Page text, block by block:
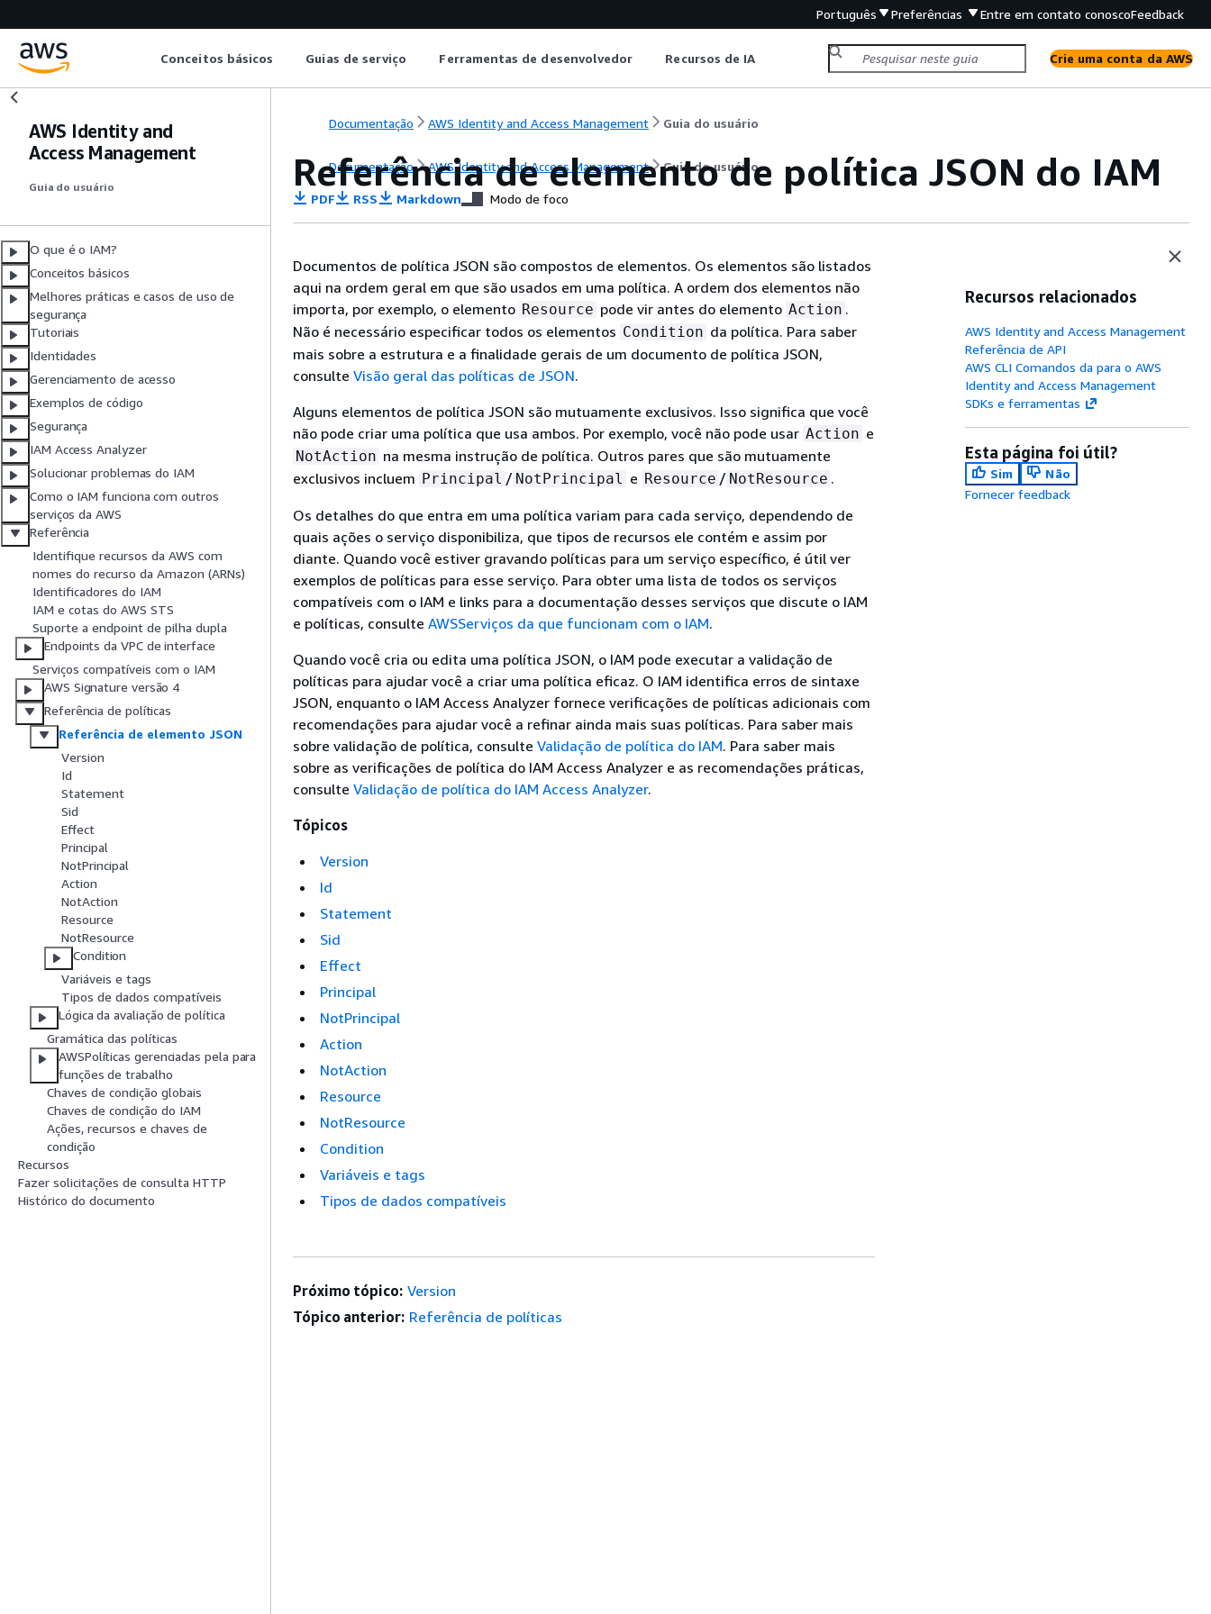
Português Preferências Entre em contato conoscoFeedback
Conceitos básicos Guias de serviço Ferramentas de desenvolvedor Recursos de IA Crie uma conta da AWS
AWS Identity and
Access Management
Guia do usuário
O que é o IAM?
Conceitos básicos
Melhores práticas e casos de uso de
segurança
Tutoriais
Identidades
Gerenciamento de acesso
Exemplos de código
Segurança
IAM Access Analyzer
Solucionar problemas do IAM
Como o IAM funciona com outros
serviços da AWS
Referência
Identifique recursos da AWS com
nomes do recurso da Amazon (ARNs)
Identificadores do IAM
IAM e cotas do AWS STS
Suporte a endpoint de pilha dupla
Endpoints da VPC de interface
Serviços compatíveis com o IAM
AWS Signature versão 4
Referência de políticas
Referência de elemento JSON
Version
Id
Statement
Sid
Effect
Principal
NotPrincipal
Action
NotAction
Resource
NotResource
Condition
Variáveis e tags
Tipos de dados compatíveis
Lógica da avaliação de política
Gramática das políticas
AWSPolíticas gerenciadas pela para
funções de trabalho
Chaves de condição globais
Chaves de condição do IAM
Ações, recursos e chaves de
condição
Recursos
Fazer solicitações de consulta HTTP
Histórico do documento
Documentação AWS Identity and Access Management Guia do usuário
Documentação AWS Identity and Access Management Guia do usuário
Referência de elemento de política JSON do IAM
PDF RSS Markdown Modo de foco
Documentos de política JSON são compostos de elementos. Os elementos são listados
aqui na ordem geral em que são usados em uma política. A ordem dos elementos não
importa, por exemplo, o elemento Resource pode vir antes do elemento Action .
Não é necessário especificar todos os elementos Condition da política. Para saber
mais sobre a estrutura e a finalidade gerais de um documento de política JSON,
consulte Visão geral das políticas de JSON.
Alguns elementos de política JSON são mutuamente exclusivos. Isso significa que você
não pode criar uma política que usa ambos. Por exemplo, você não pode usar Action e
NotAction na mesma instrução de política. Outros pares que são mutuamente
exclusivos incluem Principal / NotPrincipal e Resource / NotResource .
Os detalhes do que entra em uma política variam para cada serviço, dependendo de
quais ações o serviço disponibiliza, que tipos de recursos ele contém e assim por
diante. Quando você estiver gravando políticas para um serviço específico, é útil ver
exemplos de políticas para esse serviço. Para obter uma lista de todos os serviços
compatíveis com o IAM e links para a documentação desses serviços que discute o IAM
e políticas, consulte AWSServiços da que funcionam com o IAM.
Quando você cria ou edita uma política JSON, o IAM pode executar a validação de
políticas para ajudar você a criar uma política eficaz. O IAM identifica erros de sintaxe
JSON, enquanto o IAM Access Analyzer fornece verificações de políticas adicionais com
recomendações para ajudar você a refinar ainda mais suas políticas. Para saber mais
sobre validação de política, consulte Validação de política do IAM. Para saber mais
sobre as verificações de política do IAM Access Analyzer e as recomendações práticas,
consulte Validação de política do IAM Access Analyzer.
Tópicos
Version
Id
Statement
Sid
Effect
Principal
NotPrincipal
Action
NotAction
Resource
NotResource
Condition
Variáveis e tags
Tipos de dados compatíveis
Recursos relacionados
AWS Identity and Access Management
Referência de API
AWS CLI Comandos da para o AWS
Identity and Access Management
SDKs e ferramentas
Esta página foi útil?
Sim
Não
Fornecer feedback
Próximo tópico: Version
Tópico anterior: Referência de políticas